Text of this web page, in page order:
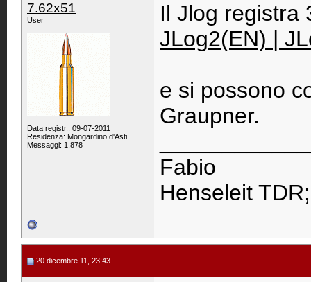
7.62x51
User
Data registr.: 09-07-2011
Residenza: Mongardino d'Asti
Messaggi: 1.878
Il Jlog registra
JLog2(EN) |
e si possono
Graupner.
Fabio
Henseleit
20 dicembre 11, 23:43